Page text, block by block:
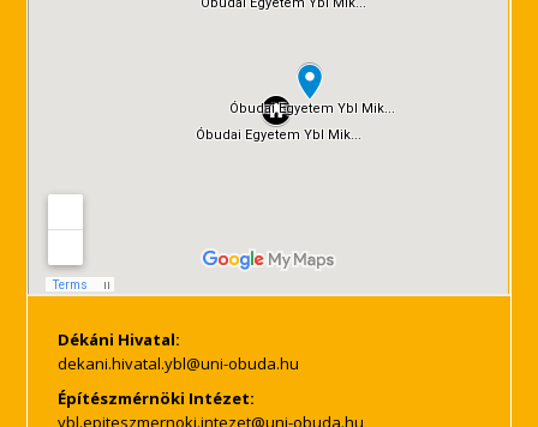
Dékáni Hivatal:
Építészmérnöki Intézet: